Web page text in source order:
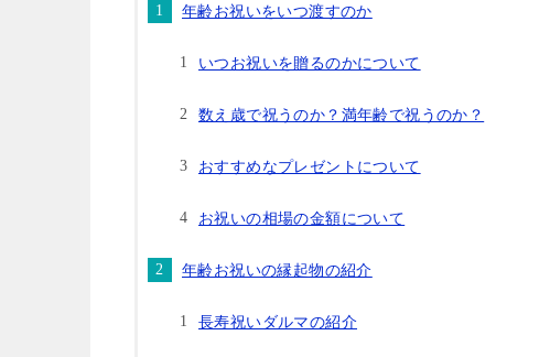
年齢お祝いをいつ渡すのか
いつお祝いを贈るのかについて
数え歳で祝うのか？満年齢で祝うのか？
おすすめなプレゼントについて
お祝いの相場の金額について
年齢お祝いの縁起物の紹介
長寿祝いダルマの紹介